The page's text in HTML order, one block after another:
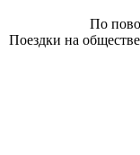
По
Поездки на